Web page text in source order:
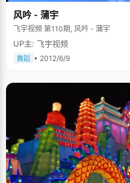
风吟 - 蒲宇
飞宇视频 第110期, 风吟 - 蒲宇
UP主: 飞宇视频
舞蹈 • 2012/6/9